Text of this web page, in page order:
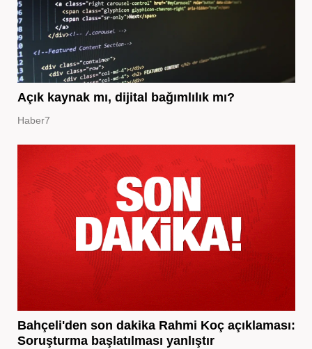
Açık kaynak mı, dijital bağımlılık mı?
Haber7
Bahçeli'den son dakika Rahmi Koç açıklaması:
Soruşturma başlatılması yanlıştır